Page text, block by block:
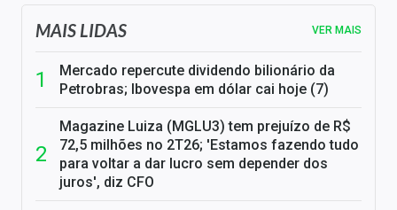
MAIS LIDAS VER MAIS
Mercado repercute dividendo bilionário da
Petrobras; Ibovespa em dólar cai hoje (7)
Magazine Luiza (MGLU3) tem prejuízo de R$
72,5 milhões no 2T26; 'Estamos fazendo tudo
para voltar a dar lucro sem depender dos
juros', diz CFO